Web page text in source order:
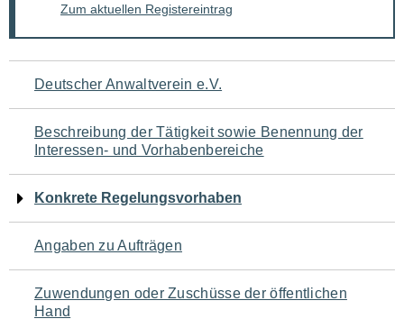
Zum aktuellen Registereintrag
Navigation
für
den
Seiteninhalt
Deutscher Anwaltverein e.V.
Beschreibung der Tätigkeit sowie Benennung der
Interessen- und Vorhabenbereiche
Konkrete Regelungsvorhaben
Angaben zu Aufträgen
Zuwendungen oder Zuschüsse der öffentlichen
Hand